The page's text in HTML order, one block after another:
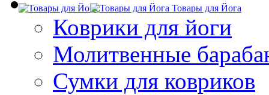
Товары для Йога
Коврики для йоги
Молитвенные
Сумки для ковриков